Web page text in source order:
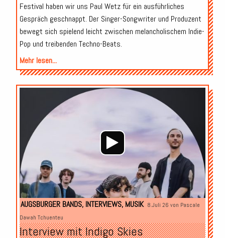
Festival haben wir uns Paul Wetz für ein ausführliches
Gespräch geschnappt. Der Singer-Songwriter und Produzent
bewegt sich spielend leicht zwischen melancholischem Indie-
Pop und treibenden Techno-Beats.
Mehr lesen...
Audio-
Player
AUGSBURGER BANDS, INTERVIEWS, MUSIK 8.Juli 26 von Pascale
Dawah Tchuenteu
Interview mit Indigo Skies